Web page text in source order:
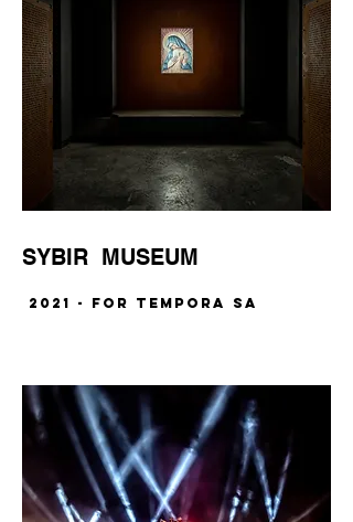
SYBIR MUSEUM
2021 - for TEMPORA SA